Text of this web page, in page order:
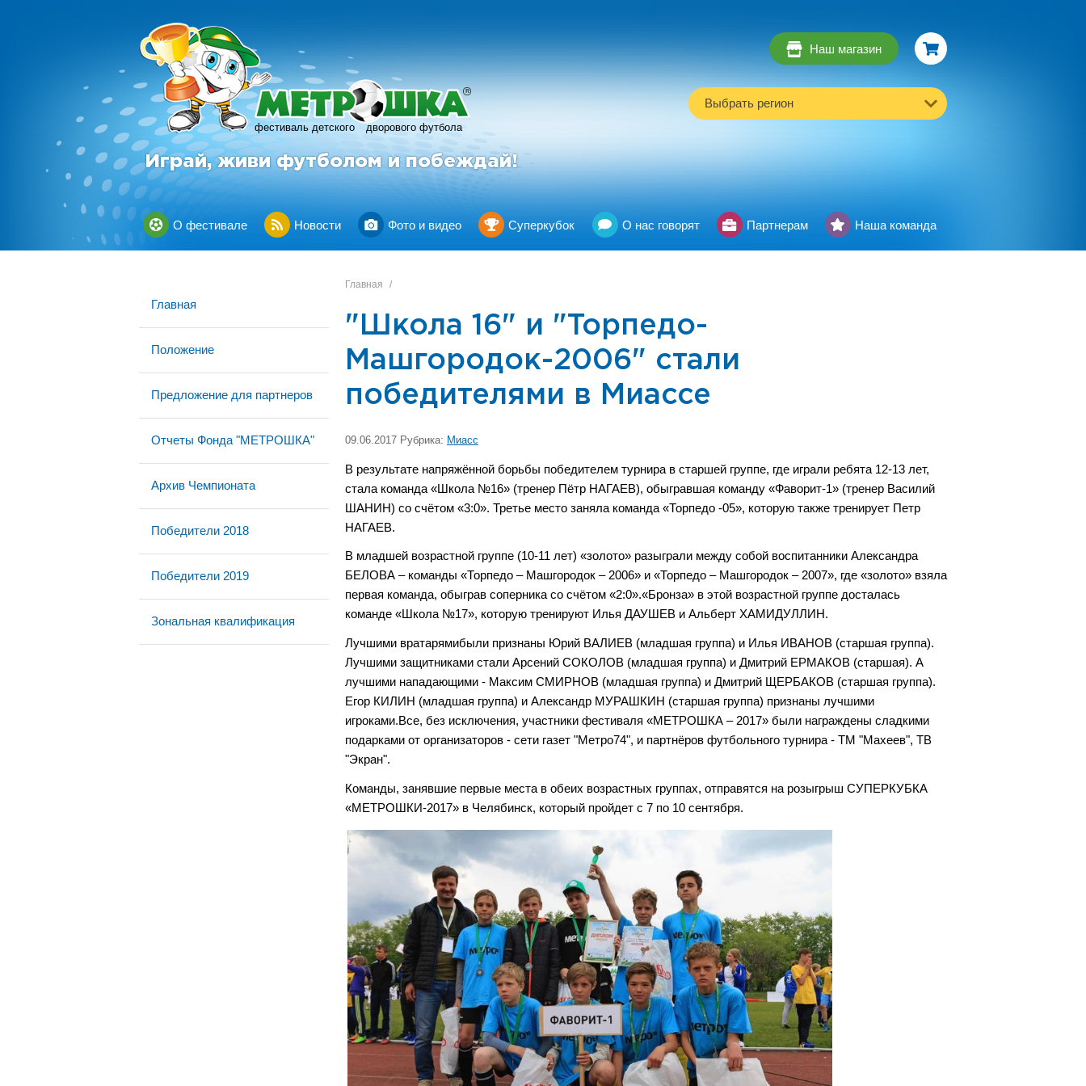
фестиваль детского дворового футбола
R
Играй, живи футболом и побеждай!
Наш магазин
Выбрать регион
О фестивале Новости Фото и видео Суперкубок О нас говорят Партнерам Наша команда
Главная
Положение
Предложение для партнеров
Отчеты Фонда "МЕТРОШКА"
Архив Чемпионата
Победители 2018
Победители 2019
Зональная квалификация
Главная /
"Школа 16" и "Торпедо-
Машгородок-2006" стали
победителями в Миассе
09.06.2017 Рубрика: Миасс
В результате напряжённой борьбы победителем турнира в старшей группе, где играли ребята 12-13 лет,
стала команда «Школа №16» (тренер Пётр НАГАЕВ), обыгравшая команду «Фаворит-1» (тренер Василий
ШАНИН) со счётом «3:0». Третье место заняла команда «Торпедо -05», которую также тренирует Петр
НАГАЕВ.
В младшей возрастной группе (10-11 лет) «золото» разыграли между собой воспитанники Александра
БЕЛОВА – команды «Торпедо – Машгородок – 2006» и «Торпедо – Машгородок – 2007», где «золото» взяла
первая команда, обыграв соперника со счётом «2:0».«Бронза» в этой возрастной группе досталась
команде «Школа №17», которую тренируют Илья ДАУШЕВ и Альберт ХАМИДУЛЛИН.
Лучшими вратарямибыли признаны Юрий ВАЛИЕВ (младшая группа) и Илья ИВАНОВ (старшая группа).
Лучшими защитниками стали Арсений СОКОЛОВ (младшая группа) и Дмитрий ЕРМАКОВ (старшая). А
лучшими нападающими - Максим СМИРНОВ (младшая группа) и Дмитрий ЩЕРБАКОВ (старшая группа).
Егор КИЛИН (младшая группа) и Александр МУРАШКИН (старшая группа) признаны лучшими
игроками.Все, без исключения, участники фестиваля «МЕТРОШКА – 2017» были награждены сладкими
подарками от организаторов - сети газет "Метро74", и партнёров футбольного турнира - ТМ "Махеев", ТВ
"Экран".
Команды, занявшие первые места в обеих возрастных группах, отправятся на розыгрыш СУПЕРКУБКА
«МЕТРОШКИ-2017» в Челябинск, который пройдет с 7 по 10 сентября.